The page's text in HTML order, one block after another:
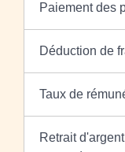
Paiement des
Déduction de
Taux de
Retrait